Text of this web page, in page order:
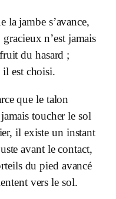
la jambe s’avance,
n’est jamais
du hasard ;
il est choisi.
que le talon
toucher le sol
il existe un instant
avant le contact,
du pied avancé
vers le sol.